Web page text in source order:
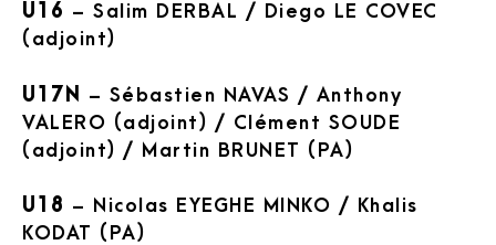
U16 – Salim DERBAL / Diego LE COVEC
(adjoint)
U17N – Sébastien NAVAS / Anthony
VALERO (adjoint) / Clément SOUDE
(adjoint) / Martin BRUNET (PA)
U18 – Nicolas EYEGHE MINKO / Khalis
KODAT (PA)